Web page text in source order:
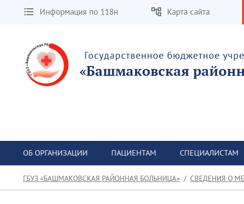
Информация по 118н Карта сайта
Государственное бюджетное
«Башмаковская
ОБ ОРГАНИЗАЦИИ ПАЦИЕНТАМ СПЕЦИАЛИСТАМ
ГБУЗ «БАШМАКОВСКАЯ РАЙОННАЯ БОЛЬНИЦА» СВЕДЕНИЯ О